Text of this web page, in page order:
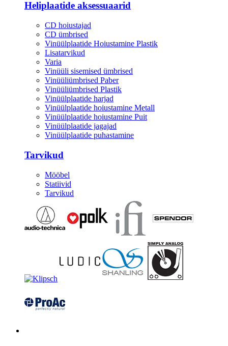
Heliplaatide aksessuaarid
CD hoiustajad
CD ümbrised
Vinüülplaatide Hoiustamine Plastik
Lisatarvikud
Varia
Vinüüli sisemised ümbrised
Vinüüliümbrised Paber
Vinüüliümbrised Plastik
Vinüülplaatide harjad
Vinüülplaatide hoiustamine Metall
Vinüülplaatide hoiustamine Puit
Vinüülplaatide jagajad
Vinüülplaatide puhastamine
Tarvikud
Mööbel
Statiivid
Tarvikud